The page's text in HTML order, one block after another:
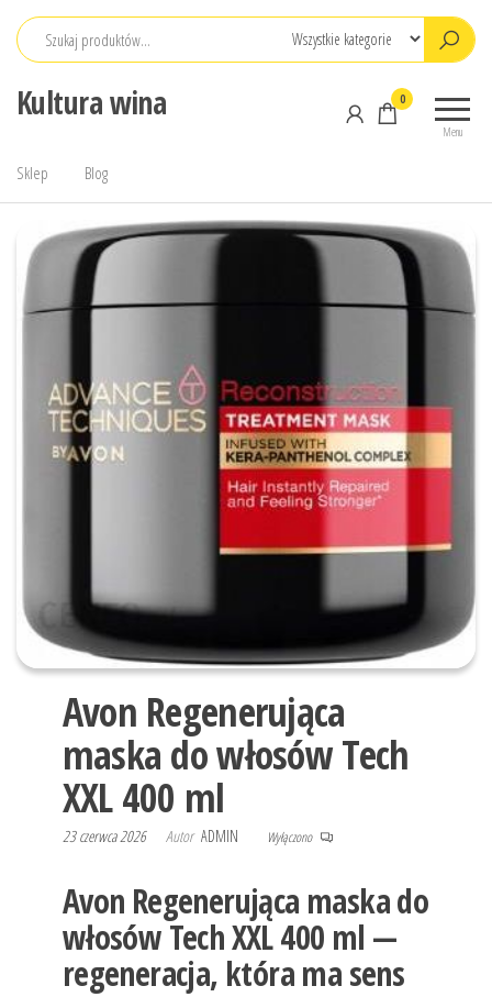
Przejdź
Kultura wina
Menu
0
Sklep Blog
Avon Regenerująca
maska do włosów Tech
XXL 400 ml
23 czerwca 2026 Autor ADMIN Wyłączono
Avon Regenerująca maska do
włosów Tech XXL 400 ml —
regeneracja, która ma sens